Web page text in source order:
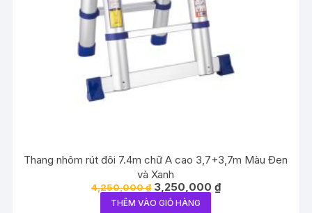
Thang nhôm rút đôi 7.4m chữ A cao 3,7+3,7m Màu Đen
và Xanh
4,250,000₫ Giá
gốc
là:
3,250,000 ₫Giá
hiện
THÊM VÀO GIỎ HÀNG